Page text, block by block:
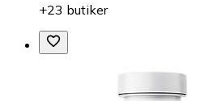
+23 butiker